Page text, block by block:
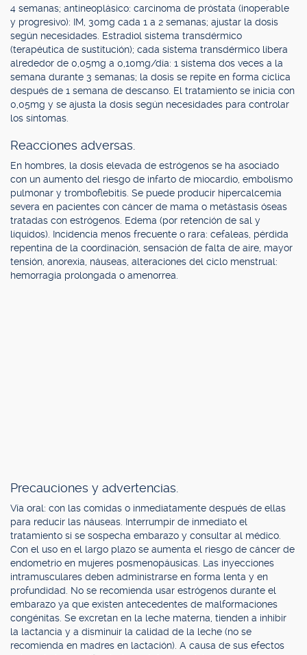
4 semanas; antineoplásico: carcinoma de próstata (inoperable
y progresivo): IM, 30mg cada 1 a 2 semanas; ajustar la dosis
según necesidades. Estradiol sistema transdérmico
(terapéutica de sustitución); cada sistema transdérmico libera
alrededor de 0,05mg a 0,10mg/día: 1 sistema dos veces a la
semana durante 3 semanas; la dosis se repite en forma cíclica
después de 1 semana de descanso. El tratamiento se inicia con
0,05mg y se ajusta la dosis según necesidades para controlar
los síntomas.
Reacciones adversas.
En hombres, la dosis elevada de estrógenos se ha asociado
con un aumento del riesgo de infarto de miocardio, embolismo
pulmonar y tromboflebitis. Se puede producir hipercalcemia
severa en pacientes con cáncer de mama o metástasis óseas
tratadas con estrógenos. Edema (por retención de sal y
líquidos). Incidencia menos frecuente o rara: cefaleas, pérdida
repentina de la coordinación, sensación de falta de aire, mayor
tensión, anorexia, náuseas, alteraciones del ciclo menstrual:
hemorragia prolongada o amenorrea.
Precauciones y advertencias.
Vía oral: con las comidas o inmediatamente después de ellas
para reducir las náuseas. Interrumpir de inmediato el
tratamiento si se sospecha embarazo y consultar al médico.
Con el uso en el largo plazo se aumenta el riesgo de cáncer de
endometrio en mujeres posmenopáusicas. Las inyecciones
intramusculares deben administrarse en forma lenta y en
profundidad. No se recomienda usar estrógenos durante el
embarazo ya que existen antecedentes de malformaciones
congénitas. Se excretan en la leche materna, tienden a inhibir
la lactancia y a disminuir la calidad de la leche (no se
recomienda en madres en lactación). A causa de sus efectos